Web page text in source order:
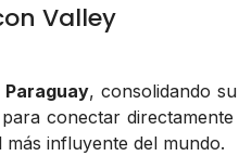
Valley
, consolidando
conectar
influyente del mundo.